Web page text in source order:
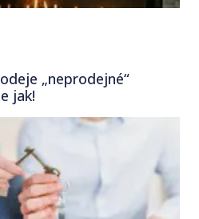
„neprodejné“
jak!